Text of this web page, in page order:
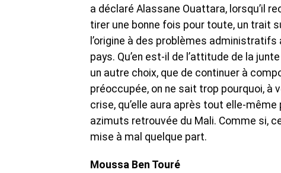
a déclaré Alassane Ouattara, lorsqu’il
tirer une bonne fois pour toute, un trait
l’origine à des problèmes
pays. Qu’en est-il de l’attitude de la
un autre choix, que de continuer à
préoccupée, on ne sait trop pourquoi,
crise, qu’elle aura après tout elle-
azimuts retrouvée du Mali. Comme si,
mise à mal quelque part.
Moussa Ben Touré